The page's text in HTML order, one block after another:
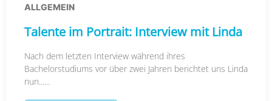
ALLGEMEIN
Talente im Portrait: Interview mit Linda
Nach dem letzten Interview während ihres
Bachelorstudiums vor über zwei Jahren berichtet uns Linda
nun......